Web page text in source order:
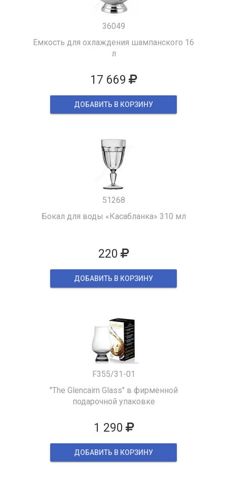
36049
Емкость для охлаждения шампанского 16
л
17 669
ДОБАВИТЬ В КОРЗИНУ
51268
Бокал для воды «Касабланка» 310 мл
220
ДОБАВИТЬ В КОРЗИНУ
F355/31-01
"The Glencairn Glass" в фирменной
подарочной упаковке
1 290
ДОБАВИТЬ В КОРЗИНУ